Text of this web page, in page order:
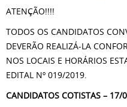
ATENÇÃO!!!!
TODOS OS CANDIDATOS
DEVERÃO REALIZÁ-LA
NOS LOCAIS E HORÁRIOS
EDITAL Nº 019/2019.
CANDIDATOS